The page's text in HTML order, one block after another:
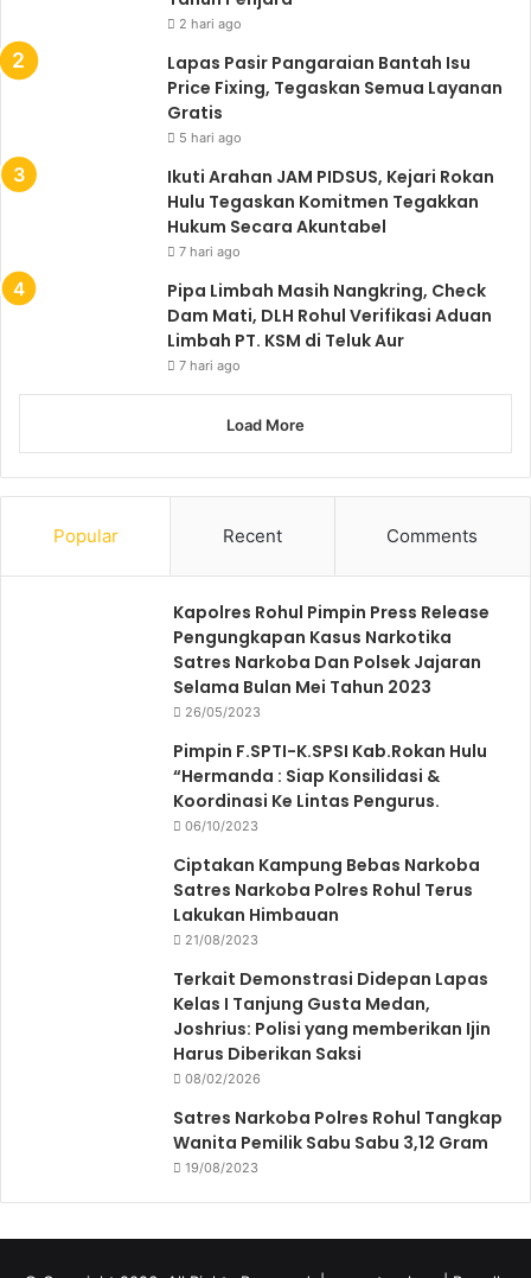
2 hari ago
Lapas Pasir Pangaraian Bantah Isu
Price Fixing, Tegaskan Semua Layanan
Gratis
5 hari ago
Ikuti Arahan JAM PIDSUS, Kejari Rokan
Hulu Tegaskan Komitmen Tegakkan
Hukum Secara Akuntabel
7 hari ago
Pipa Limbah Masih Nangkring, Check
Dam Mati, DLH Rohul Verifikasi Aduan
Limbah PT. KSM di Teluk Aur
7 hari ago
Load More
Popular Recent Comments
Kapolres Rohul Pimpin Press Release
Pengungkapan Kasus Narkotika
Satres Narkoba Dan Polsek Jajaran
Selama Bulan Mei Tahun 2023
26/05/2023
Pimpin F.SPTI-K.SPSI Kab.Rokan Hulu
“Hermanda : Siap Konsilidasi &
Koordinasi Ke Lintas Pengurus.
06/10/2023
Ciptakan Kampung Bebas Narkoba
Satres Narkoba Polres Rohul Terus
Lakukan Himbauan
21/08/2023
Terkait Demonstrasi Didepan Lapas
Kelas I Tanjung Gusta Medan,
Joshrius: Polisi yang memberikan Ijin
Harus Diberikan Saksi
08/02/2026
Satres Narkoba Polres Rohul Tangkap
Wanita Pemilik Sabu Sabu 3,12 Gram
19/08/2023